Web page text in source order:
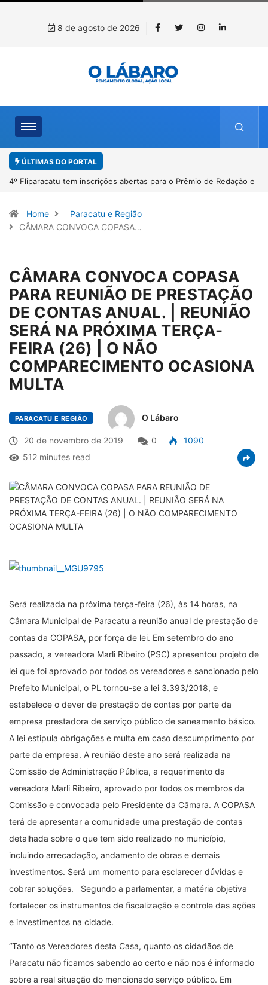
8 de agosto de 2026
ÚLTIMAS DO PORTAL
Paracatu caminha pelos 20 anos da Lei Maria da Penha
Home
Paracatu e Região
CÂMARA CONVOCA COPASA…
CÂMARA CONVOCA COPASA
PARA REUNIÃO DE PRESTAÇÃO
DE CONTAS ANUAL. | REUNIÃO
SERÁ NA PRÓXIMA TERÇA-
FEIRA (26) | O NÃO
COMPARECIMENTO OCASIONA
MULTA
PARACATU E REGIÃO O Lábaro
20 de novembro de 2019 0
1090
512 minutes read
Será realizada na próxima terça-feira (26), às 14 horas, na
Câmara Municipal de Paracatu a reunião anual de prestação de
contas da COPASA, por força de lei. Em setembro do ano
passado, a vereadora Marli Ribeiro (PSC) apresentou projeto de
lei que foi aprovado por todos os vereadores e sancionado pelo
Prefeito Municipal, o PL tornou-se a lei 3.393/2018, e
estabelece o dever de prestação de contas por parte da
empresa prestadora de serviço público de saneamento básico.
A lei estipula obrigações e multa em caso descumprimento por
parte da empresa. A reunião deste ano será realizada na
Comissão de Administração Pública, a requerimento da
vereadora Marli Ribeiro, aprovado por todos os membros da
Comissão e convocada pelo Presidente da Câmara. A COPASA
terá de apresentar a comunidade uma prestação de contas
detalhada sobre o que tem sido realizado no município,
incluindo arrecadação, andamento de obras e demais
investimentos. Será um momento para esclarecer dúvidas e
cobrar soluções. Segundo a parlamentar, a matéria objetiva
fortalecer os instrumentos de fiscalização e controle das ações
e investimentos na cidade.
“Tanto os Vereadores desta Casa, quanto os cidadãos de
Paracatu não ficamos sabendo ao certo e não nos é informado
sobre a real situação do mencionado serviço público. Em